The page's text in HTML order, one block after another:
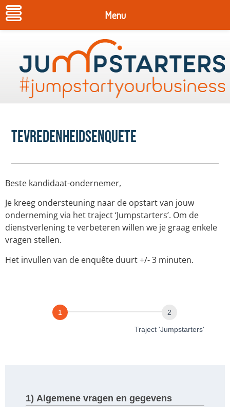
tevredenheidsenquete
Beste kandidaat-ondernemer,
Je kreeg ondersteuning naar de opstart van jouw
onderneming via het traject ‘Jumpstarters’. Om de
dienstverlening te verbeteren willen we je graag enkele
vragen stellen.
Het invullen van de enquête duurt +/- 3 minuten.
Traject 'Jumpstarters'
1) Algemene vragen en gegevens
Menu